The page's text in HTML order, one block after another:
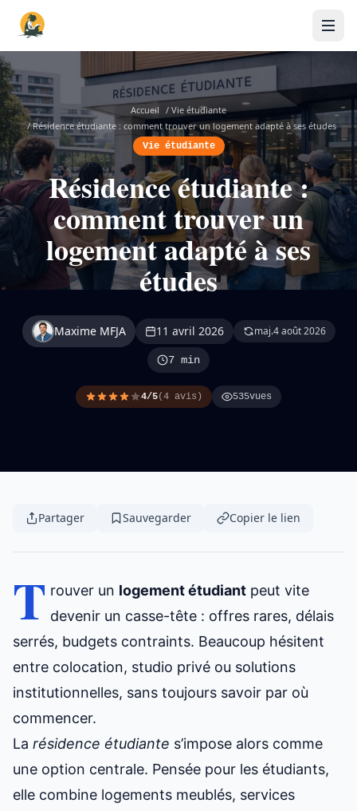
Accueil / Vie étudiante
/ Résidence étudiante : comment trouver un logement adapté à ses études
Vie étudiante
Résidence étudiante :
comment trouver un
logement adapté à ses
études
Maxime MFJA 11 avril 2026 maj.4 août 2026
7 min
4/5(4 avis) 535vues
Partager Sauvegarder Copier le lien
T rouver un logement étudiant peut vite
devenir un casse-tête : offres rares, délais
serrés, budgets contraints. Beaucoup hésitent
entre colocation, studio privé ou solutions
institutionnelles, sans toujours savoir par où
commencer.
La résidence étudiante s’impose alors comme
une option centrale. Pensée pour les étudiants,
elle combine logements meublés, services